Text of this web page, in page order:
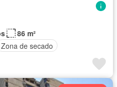
86 m²
Zona de secado